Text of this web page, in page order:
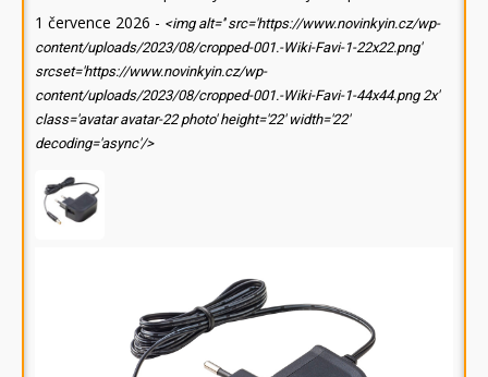
1 července 2026 - <img alt='' src='https://www.novinkyin.cz/wp-
content/uploads/2023/08/cropped-001.-Wiki-Favi-1-22x22.png'
srcset='https://www.novinkyin.cz/wp-
content/uploads/2023/08/cropped-001.-Wiki-Favi-1-44x44.png 2x'
class='avatar avatar-22 photo' height='22' width='22'
decoding='async'/>